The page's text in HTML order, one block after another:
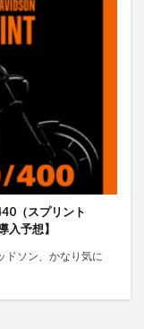
（スプリント
予想】
ドソン、かなり気に